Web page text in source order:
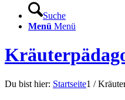
Suche
Menü Menü
Du bist hier: Startseite1 /